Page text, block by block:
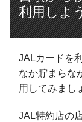
利用しよ
JALカードを
なか貯まらな
用してみまし
JAL特約店の